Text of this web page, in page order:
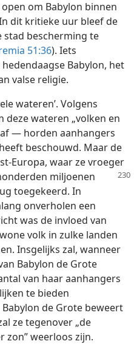
om Babylon binnen
dit kritieke uur bleef de
stad bescherming te
51:36). Iets
Babylon, het
valse religie.
wateren’. Volgens
deze wateren „volken en
— horden aanhangers
beschouwd. Maar de
Europa, waar ze vroeger
miljoenen
toegekeerd. In
onverholen een
was de invloed van
volk in zulke landen
Insgelijks zal, wanneer
Babylon de Grote
van haar aanhangers
te bieden
Babylon de Grote beweert
ze tegenover „de
zon” weerloos zijn.